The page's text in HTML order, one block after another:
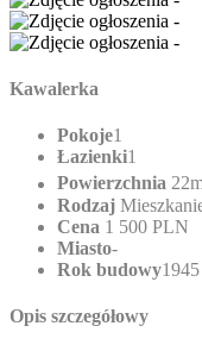
Kawalerka
Pokoje1
Łazienki1
Powierzchnia
Rodzaj
Cena 1 500 PLN
Miasto-
Rok budowy1945
Opis szczegółowy